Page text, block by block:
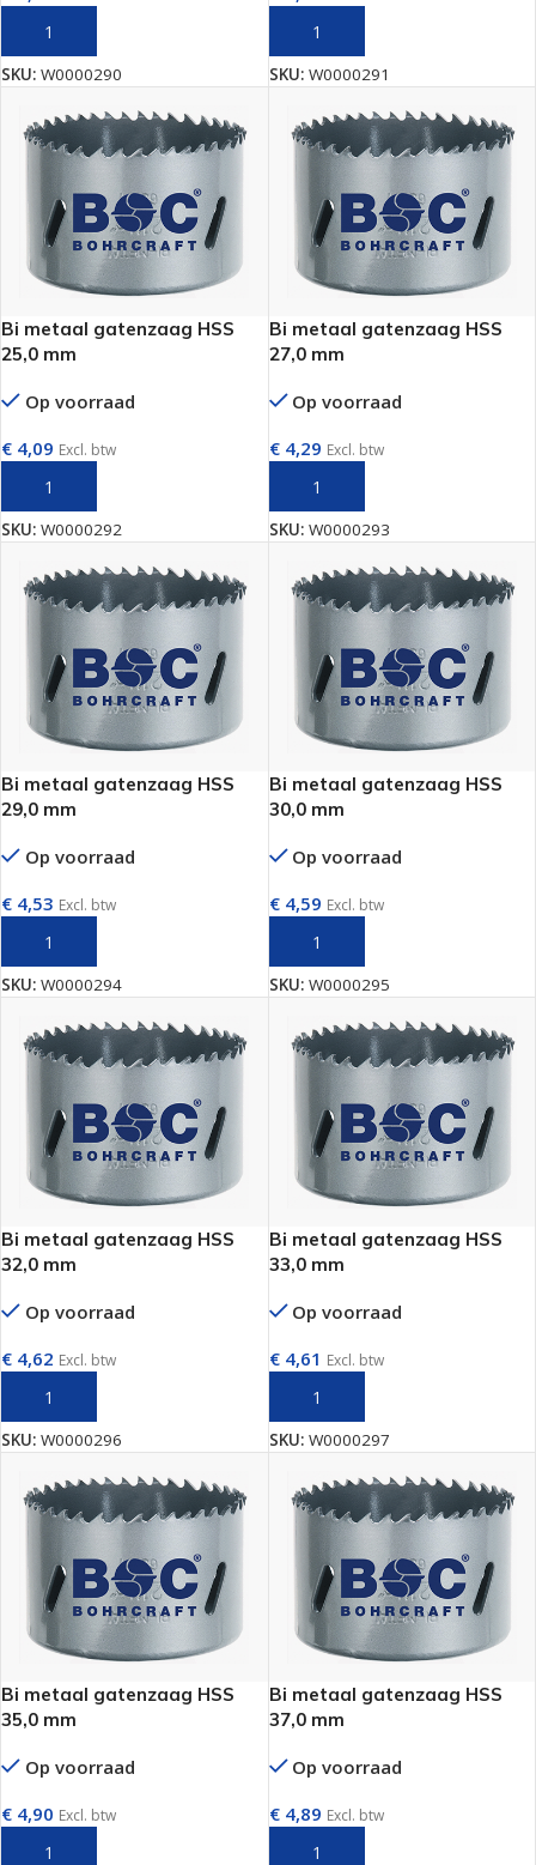
SKU: W0000290 SKU: W0000291
Bi metaal gatenzaag HSS
25,0 mm
Op voorraad
€ 4,09 Excl. btw
SKU: W0000292
Bi metaal gatenzaag HSS
27,0 mm
Op voorraad
€4,29 Excl. btw
SKU: W0000293
Bi metaal gatenzaag HSS
29,0 mm
Op voorraad
€ 4,53 Excl. btw
SKU: W0000294
Bi metaal gatenzaag HSS
30,0 mm
Op voorraad
€4,59 Excl. btw
SKU: W0000295
Bi metaal gatenzaag HSS
32,0 mm
Op voorraad
€ 4,62 Excl. btw
SKU: W0000296
Bi metaal gatenzaag HSS
33,0 mm
Op voorraad
€4,61 Excl. btw
SKU: W0000297
Bi metaal gatenzaag HSS
35,0 mm
Op voorraad
€ 4,90 Excl. btw
Bi metaal gatenzaag HSS
37,0 mm
Op voorraad
€4,89 Excl. btw